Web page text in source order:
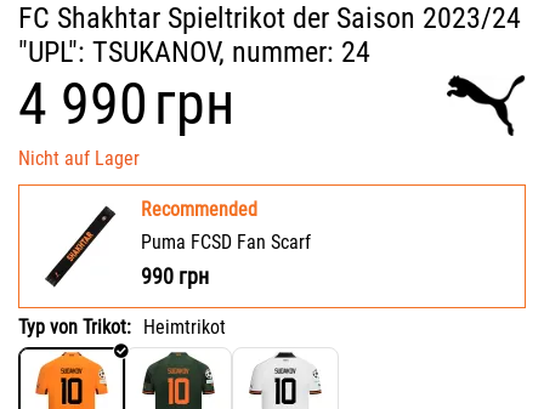
FC Shakhtar Spieltrikot der Saison 2023/24
"UPL": TSUKANOV, nummer: 24
‍4 990‍грн
Nicht auf Lager
Recommended
Puma FCSD Fan Scarf
990 грн
Typ von Trikot: Heimtrikot